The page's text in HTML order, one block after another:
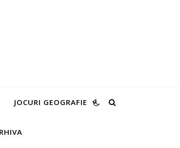
JOCURI GEOGRAFIE